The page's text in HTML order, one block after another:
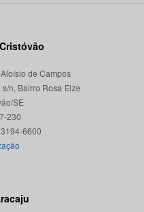
de Campos
n, Bairro Rosa Elze
SE
230